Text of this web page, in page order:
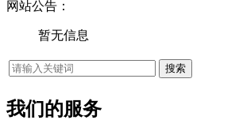
网站公告：
暂无信息
我们的服务